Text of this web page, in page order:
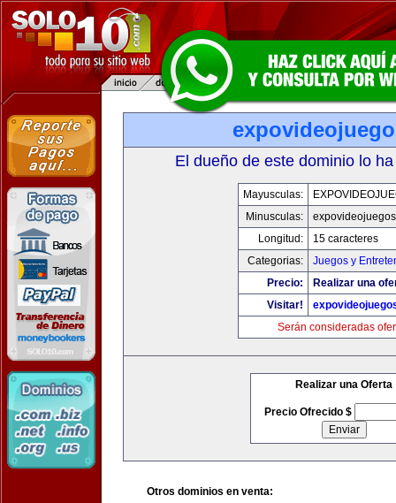
El dueño de este dominio lo
Mayusculas:
Minusculas:
Longitud:
15 caracteres
Categorias:
Juegos y
Precio:
Realizar una
Visitar!
Serán consideradas
Realizar una Oferta
Precio Ofrecido $
Otros dominios en venta: